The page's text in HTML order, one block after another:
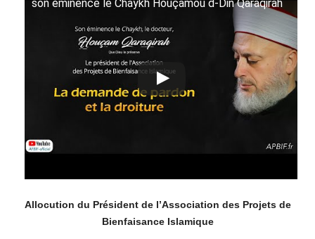
son éminence le Chaykh Houçamou d-Din Qaraqirah
Allocution du Président de l’Association des Projets de
Bienfaisance Islamique